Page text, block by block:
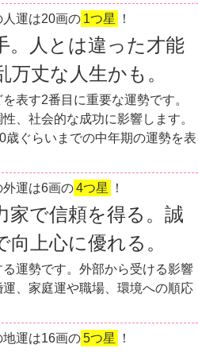
運は20画の 1つ星 ！
。人とは違った才能
万丈な人生かも。
表す2番目に重要な運勢です。
、社会的な成功に影響します。
歳ぐらいまでの中年期の運勢を表
運は6画の4つ星 ！
家で信頼を得る。誠
向上心に優れる。
運勢です。外部から受ける影響
、家庭運や職場、環境への順応
運は16画の5つ星 ！